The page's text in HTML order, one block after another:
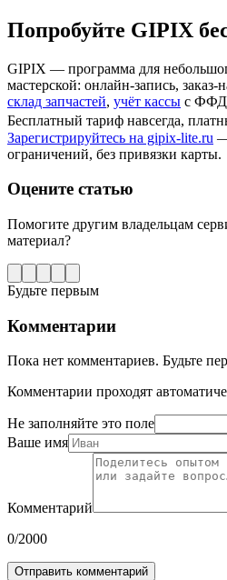
Попробуйте GIPIX
GIPIX — программа для
мастерской: онлайн-запись,
склад запчастей, учёт кассы с ФФД
Бесплатный тариф навсегда,
Зарегистрируйтесь на gipix-lite.ru —
ограничений, без привязки карты.
Оцените статью
Помогите другим владельцам
материал?
Будьте первым
Комментарии
Пока нет комментариев. Будьте
Комментарии проходят
Не заполняйте это поле
Ваше имя
Комментарий
0/2000
Отправить комментарий